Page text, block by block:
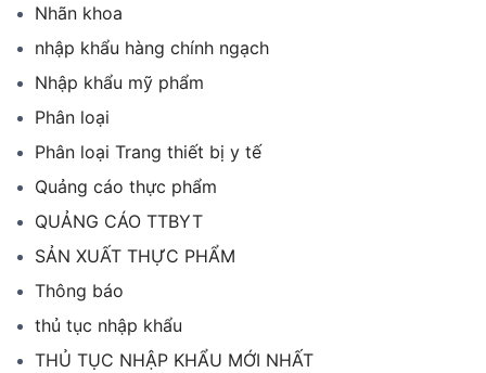
Nhãn khoa
nhập khẩu hàng chính ngạch
Nhập khẩu mỹ phẩm
Phân loại
Phân loại Trang thiết bị y tế
Quảng cáo thực phẩm
QUẢNG CÁO TTBYT
SẢN XUẤT THỰC PHẨM
Thông báo
thủ tục nhập khẩu
THỦ TỤC NHẬP KHẨU MỚI NHẤT